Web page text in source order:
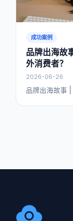
成功案例
品牌出海故
外消费者？
2026-06-26
品牌出海故事